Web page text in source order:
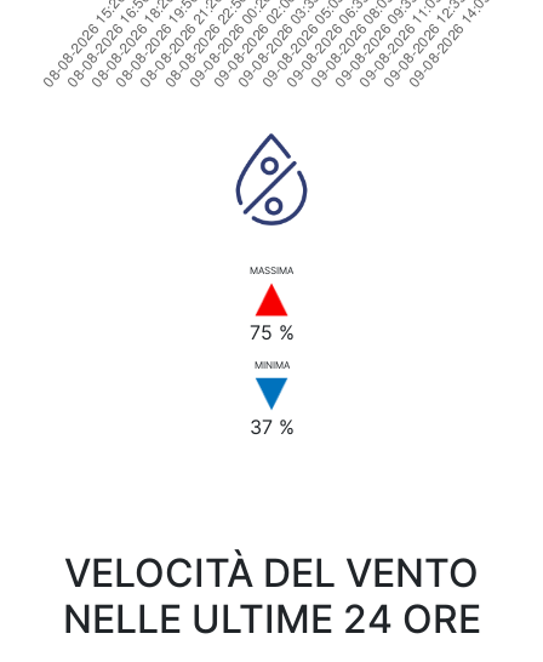
MASSIMA
75 %
MINIMA
37 %
VELOCITÀ DEL VENTO
NELLE ULTIME 24 ORE